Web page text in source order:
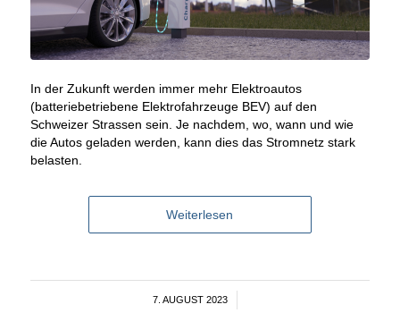
In der Zukunft werden immer mehr Elektroautos
(batteriebetriebene Elektrofahrzeuge BEV) auf den
Schweizer Strassen sein. Je nachdem, wo, wann und wie
die Autos geladen werden, kann dies das Stromnetz stark
belasten.
Weiterlesen
7. AUGUST 2023
/